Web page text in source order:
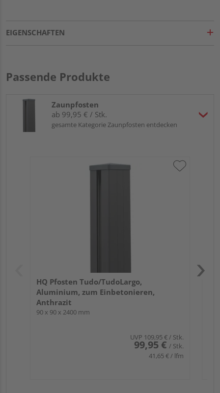
EIGENSCHAFTEN
Passende Produkte
Zaunpfosten
ab 99,95 € / Stk.
gesamte Kategorie Zaunpfosten entdecken
HQ Pfosten Tudo/TudoLargo,
Aluminium, zum Einbetonieren,
Anthrazit
90 x 90 x 2400 mm
UVP 109,95 €/ Stk.
99,95 € / Stk.
41,65 € / lfm